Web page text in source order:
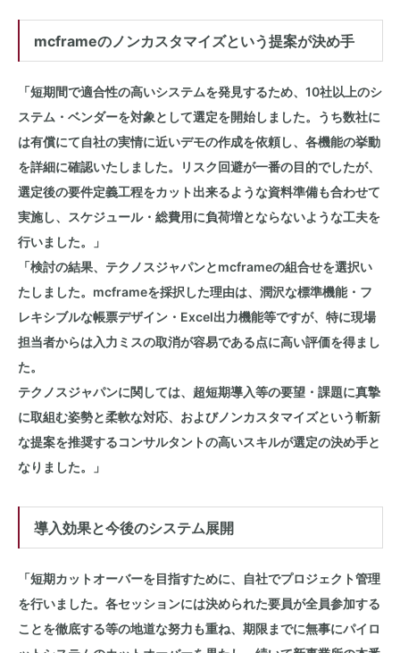
mcframeのノンカスタマイズという提案が決め手
「短期間で適合性の高いシステムを発見するため、10社以上のシ
ステム・ベンダーを対象として選定を開始しました。うち数社に
は有償にて自社の実情に近いデモの作成を依頼し、各機能の挙動
を詳細に確認いたしました。リスク回避が一番の目的でしたが、
選定後の要件定義工程をカット出来るような資料準備も合わせて
実施し、スケジュール・総費用に負荷増とならないような工夫を
行いました。」
「検討の結果、テクノスジャパンとmcframeの組合せを選択い
たしました。mcframeを採択した理由は、潤沢な標準機能・フ
レキシブルな帳票デザイン・Excel出力機能等ですが、特に現場
担当者からは入力ミスの取消が容易である点に高い評価を得まし
た。
テクノスジャパンに関しては、超短期導入等の要望・課題に真摯
に取組む姿勢と柔軟な対応、およびノンカスタマイズという斬新
な提案を推奨するコンサルタントの高いスキルが選定の決め手と
なりました。」
導入効果と今後のシステム展開
「短期カットオーバーを目指すために、自社でプロジェクト管理
を行いました。各セッションには決められた要員が全員参加する
ことを徹底する等の地道な努力も重ね、期限までに無事にパイロ